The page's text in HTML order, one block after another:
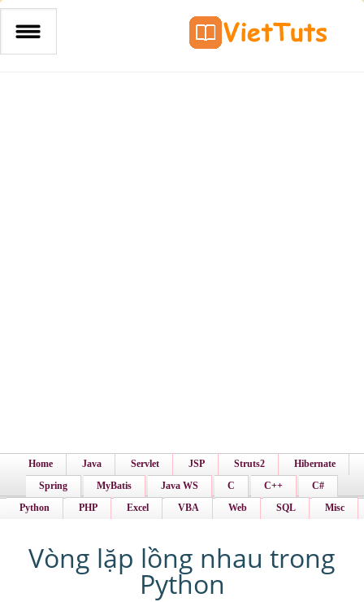
Home Java Servlet JSP Struts2
Hibernate
Spring
MyBatis Java WS C C++
C#
Python
PHP Excel VBA Web SQL Misc
Vòng lặp lồng nhau trong
Python